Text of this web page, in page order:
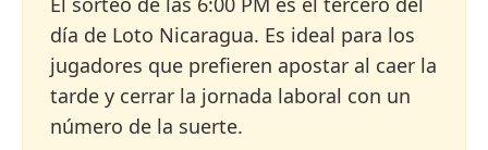
día de Loto Nicaragua. Es ideal para los
jugadores que prefieren apostar al caer la
tarde y cerrar la jornada laboral con un
número de la suerte.